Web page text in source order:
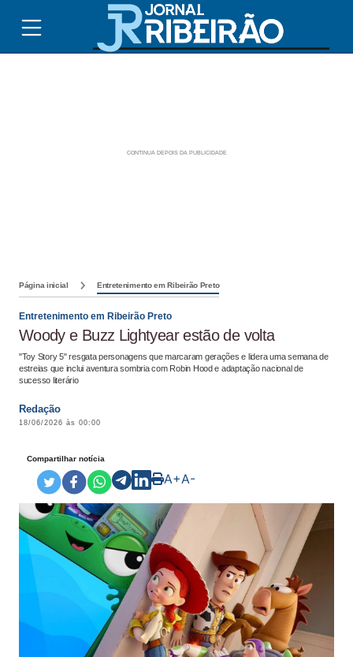
Página inicial Entretenimento em Ribeirão Preto
Entretenimento em Ribeirão Preto
Woody e Buzz Lightyear estão de volta
"Toy Story 5" resgata personagens que marcaram gerações e lidera uma semana de
estreias que inclui aventura sombria com Robin Hood e adaptação nacional de
sucesso literário
Redação
18/06/2026 às 00:00
Compartilhar notícia
A+A-